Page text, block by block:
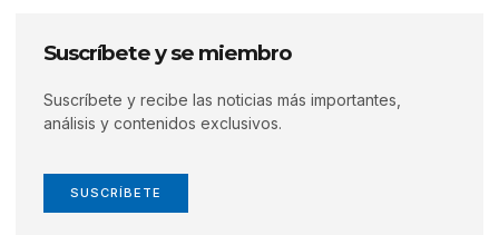
Suscríbete y se miembro
Suscríbete y recibe las noticias más importantes,
análisis y contenidos exclusivos.
SUSCRÍBETE